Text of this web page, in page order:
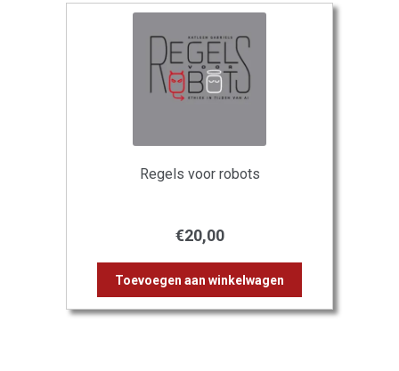
Regels voor robots
€20,00
Toevoegen aan winkelwagen